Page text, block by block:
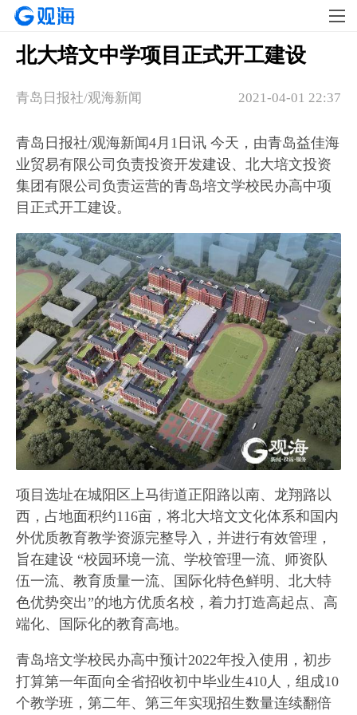
北大培文中学项目正式开工建设
2021-04-01 22:37
青岛日报社/观海新闻
青岛日报社/观海新闻4月1日讯 今天，由青岛益佳海
业贸易有限公司负责投资开发建设、北大培文投资
集团有限公司负责运营的青岛培文学校民办高中项
目正式开工建设。
项目选址在城阳区上马街道正阳路以南、龙翔路以
西，占地面积约116亩，将北大培文文化体系和国内
外优质教育教学资源完整导入，并进行有效管理，
旨在建设 “校园环境一流、学校管理一流、师资队
伍一流、教育质量一流、国际化特色鲜明、北大特
色优势突出”的地方优质名校，着力打造高起点、高
端化、国际化的教育高地。
青岛培文学校民办高中预计2022年投入使用，初步
打算第一年面向全省招收初中毕业生410人，组成10
个教学班，第二年、第三年实现招生数量连续翻倍